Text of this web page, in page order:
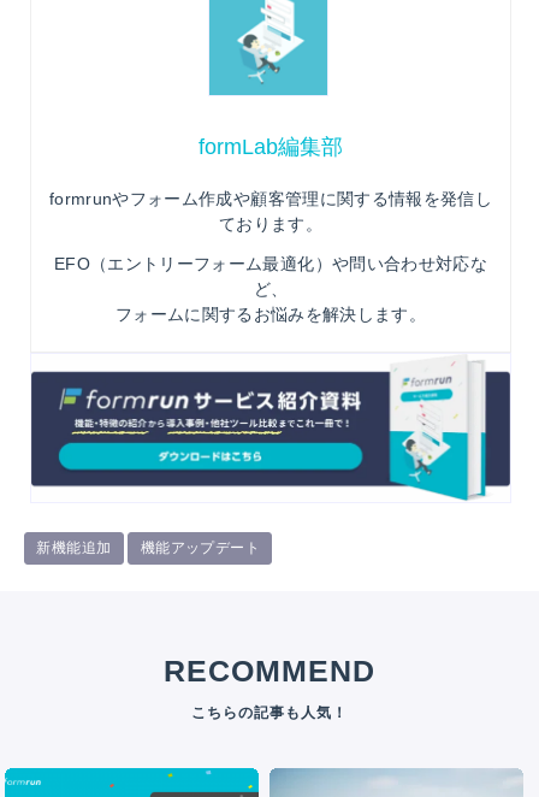
formLab編集部
formrunやフォーム作成や顧客管理に関する情報を発信し
ております。
EFO（エントリーフォーム最適化）や問い合わせ対応な
ど、
フォームに関するお悩みを解決します。
新機能追加 機能アップデート
RECOMMEND